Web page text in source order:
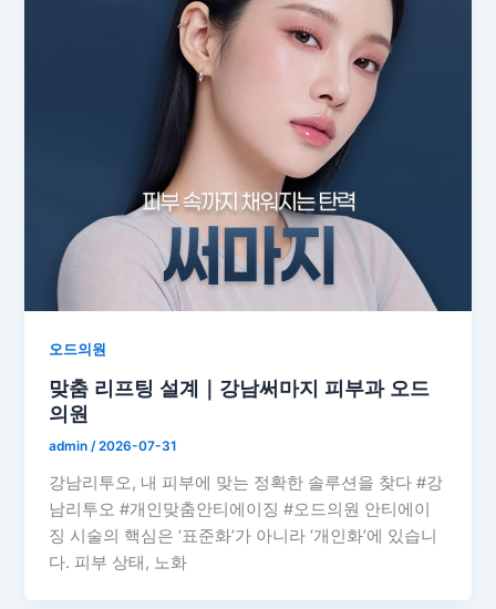
오드의원
맞춤 리프팅 설계｜강남써마지 피부과 오드
의원
admin/2026-07-31
강남리투오, 내 피부에 맞는 정확한 솔루션을 찾다 #강
남리투오 #개인맞춤안티에이징 #오드의원 안티에이
징 시술의 핵심은 ‘표준화’가 아니라 ‘개인화’에 있습니
다. 피부 상태, 노화